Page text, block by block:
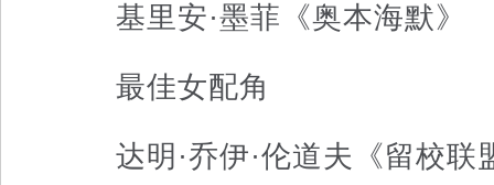
基里安·墨菲《奥本海默》
最佳女配角
达明·乔伊·伦道夫《留校联